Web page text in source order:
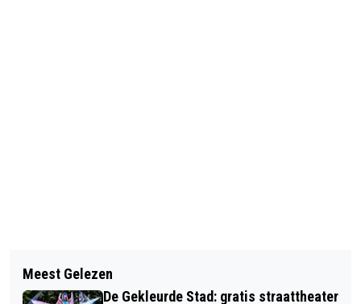
THE SPARTIANS LANDEN IN HET
ROYAL THEATER
POLITIE ZOEKT GETUIGEN VAN
Meest Gelezen
De Gekleurde Stad: gratis straattheater